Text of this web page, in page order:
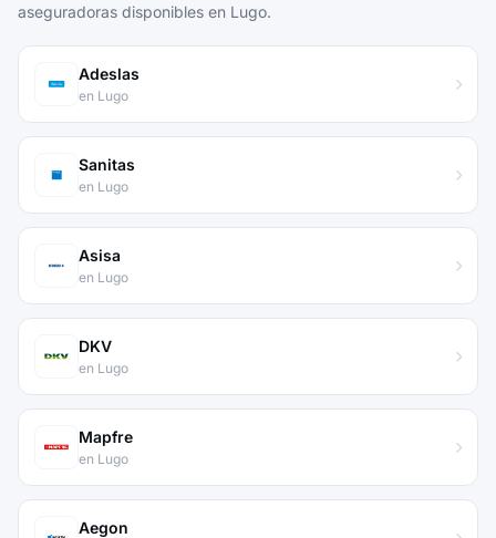
aseguradoras disponibles en Lugo.
Adeslas
en Lugo
Sanitas
en Lugo
Asisa
en Lugo
DKV
en Lugo
Mapfre
en Lugo
Aegon